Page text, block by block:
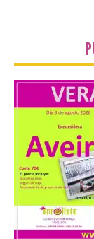
Unión del
La
del
organiza
7 Ago 2026